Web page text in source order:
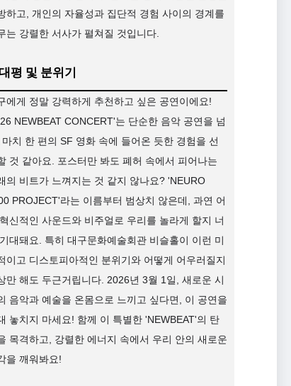
하고, 개인의 자율성과 집단적 경험 사이의 경계를
는 강렬한 서사가 펼쳐질 것입니다.
평 및 분위기
에게 정말 강력하게 추천하고 싶은 공연이에요!
NEWBEAT CONCERT'는 단순한 음악 공연을 넘
마치 한 편의 SF 영화 속에 들어온 듯한 경험을 선
것 같아요. 포스터만 봐도 폐허 속에서 피어나는
의 비트가 느껴지는 것 같지 않나요? 'NEURO
PROJECT'라는 이름부터 범상치 않은데, 과연 어
신적인 사운드와 비주얼로 우리를 놀라게 할지 너
대돼요. 특히 대구문화예술회관 비슬홀이 이런 미
이고 디스토피아적인 분위기와 어떻게 어우러질지
만 해도 두근거립니다. 2026년 3월 1일, 새로운 시
음악과 예술을 온몸으로 느끼고 싶다면, 이 공연을
놓치지 마세요! 함께 이 특별한 'NEWBEAT'의 탄
목격하고, 강렬한 에너지 속에서 우리 안의 새로운
을 깨워봐요!